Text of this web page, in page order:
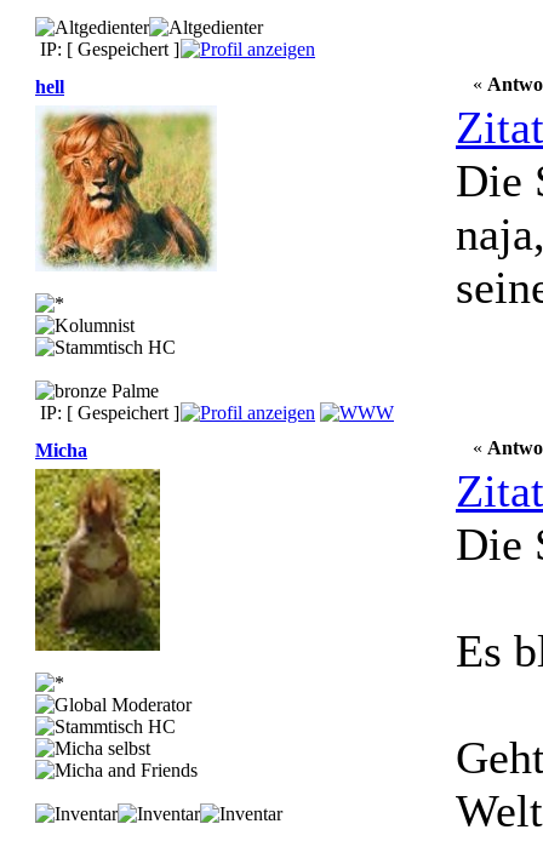
IP: [ Gespeichert ]
hell
«
Die
IP: [ Gespeichert ]
Micha
«
Die
Es